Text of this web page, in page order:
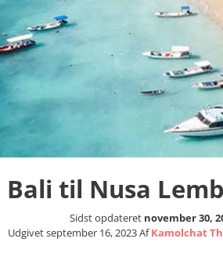
Bali til Nusa
Sidst opdateret november 30,
Udgivetseptember 16, 2023AfKamolchat